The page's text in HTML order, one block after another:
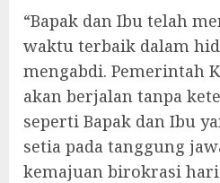
“Bapak dan Ibu telah
waktu terbaik dalam
mengabdi. Pemerintah
akan berjalan tanpa
seperti Bapak dan Ibu
setia pada tanggung
kemajuan birokrasi